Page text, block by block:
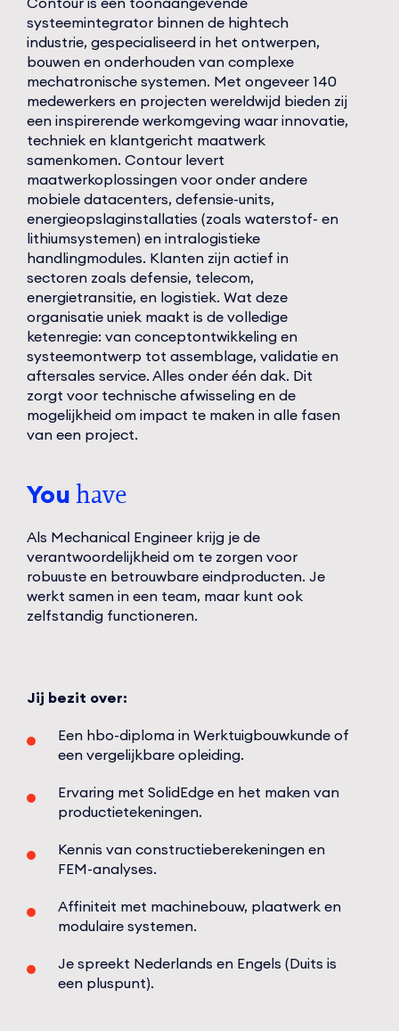
systeemintegrator binnen de hightech
industrie, gespecialiseerd in het ontwerpen,
bouwen en onderhouden van complexe
mechatronische systemen. Met ongeveer 140
medewerkers en projecten wereldwijd bieden zij
een inspirerende werkomgeving waar innovatie,
techniek en klantgericht maatwerk
samenkomen. Contour levert
maatwerkoplossingen voor onder andere
mobiele datacenters, defensie-units,
energieopslaginstallaties (zoals waterstof- en
lithiumsystemen) en intralogistieke
handlingmodules. Klanten zijn actief in
sectoren zoals defensie, telecom,
energietransitie, en logistiek. Wat deze
organisatie uniek maakt is de volledige
ketenregie: van conceptontwikkeling en
systeemontwerp tot assemblage, validatie en
aftersales service. Alles onder één dak. Dit
zorgt voor technische afwisseling en de
mogelijkheid om impact te maken in alle fasen
van een project.
You have
Als Mechanical Engineer krijg je de
verantwoordelijkheid om te zorgen voor
robuuste en betrouwbare eindproducten. Je
werkt samen in een team, maar kunt ook
zelfstandig functioneren.
Jij bezit over:
Een hbo-diploma in Werktuigbouwkunde of
een vergelijkbare opleiding.
Ervaring met SolidEdge en het maken van
productietekeningen.
Kennis van constructieberekeningen en
FEM-analyses.
Affiniteit met machinebouw, plaatwerk en
modulaire systemen.
Je spreekt Nederlands en Engels (Duits is
een pluspunt).